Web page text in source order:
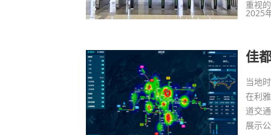
重视
2025
佳
当地
在利
道交
展示